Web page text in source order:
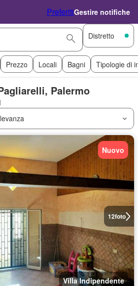
PreferitiGestire notifiche
Distretto
Prezzo Locali Bagni Tipologie di
Palermo
12foto
Nuovo
Villa Indipendente